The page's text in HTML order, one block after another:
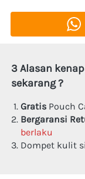
`
3 Alasan
sekarang ?
Gratis Pouch
Bergaransi
berlaku
Dompet kulit